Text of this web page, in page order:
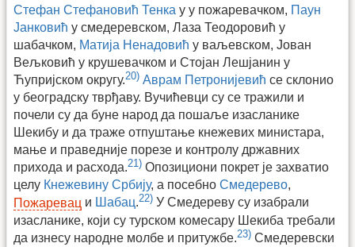
Стефан Стефановић Тенка у у пожаревачком, Паун
Јанковић у смедеревском, Лаза Теодоровић у
шабачком, Матија Ненадовић у ваљевском, Јован
Вељковић у крушевачком и Стојан Лешјанин у
Ћупријском округу.20) Аврам Петронијевић се склонио
у београдску тврђаву. Вучићевци су се тражили и
почели су да буне народ да пошаље изасланике
Шекибу и да траже отпуштање кнежевих министара,
мање и праведније порезе и контролу државних
прихода и расхода.21) Опозициони покрет је захватио
целу Кнежевину Србију, а посебно Смедерево,
Пожаревац и Шабац.22) У Смедереву су изабрали
изасланике, који су турском комесару Шекиба требали
да изнесу народне молбе и притужбе.23) Смедеревски